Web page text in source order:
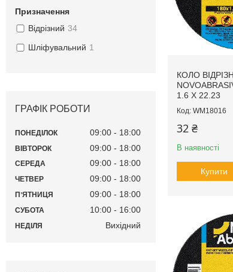
КОЛО
1.6 X 22.23
WM18016
32 ₴
В наявності
Купити
Призначення
Відрізний 34
Шліфувальний 1
ГРАФІК РОБОТИ
ПОНЕДІЛОК 09:00 18:00
ВІВТОРОК 09:00 18:00
СЕРЕДА 09:00 18:00
ЧЕТВЕР 09:00 18:00
ПʼЯТНИЦЯ 09:00 18:00
СУБОТА 10:00 16:00
НЕДІЛЯ Вихідний